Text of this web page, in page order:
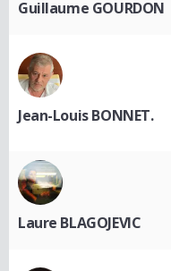
Guillaume GOURDON
Jean-Louis BONNET.
Laure BLAGOJEVIC